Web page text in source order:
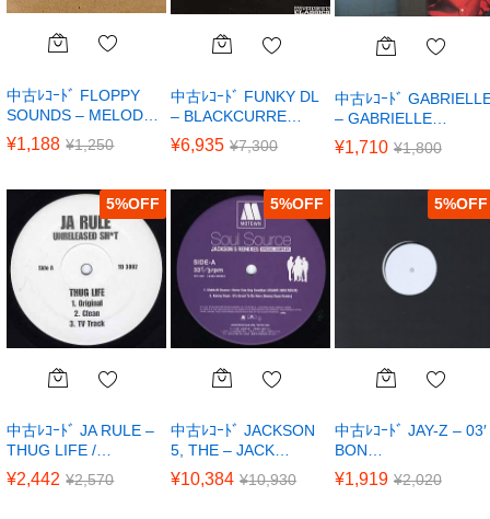
中古ﾚｺｰﾄﾞ FLOPPY
SOUNDS – MELOD…
¥1,188 ¥1,250
中古ﾚｺｰﾄﾞ FUNKY DL
– BLACKCURRE…
¥6,935 ¥7,300
中古ﾚｺｰﾄﾞ
– GABRIELLE…
¥1,710 ¥1,800
5%
中古ﾚｺｰﾄﾞ JA RULE –
THUG LIFE /…
¥2,442 ¥2,570
5%
中古ﾚｺｰﾄﾞ JACKSON
5, THE – JACK…
¥10,384 ¥10,930
5%
中古ﾚｺｰﾄﾞ JAY-Z – 03′
BON…
¥1,919 ¥2,020